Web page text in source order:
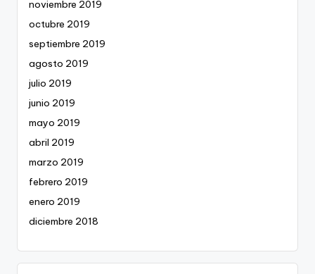
noviembre 2019
octubre 2019
septiembre 2019
agosto 2019
julio 2019
junio 2019
mayo 2019
abril 2019
marzo 2019
febrero 2019
enero 2019
diciembre 2018